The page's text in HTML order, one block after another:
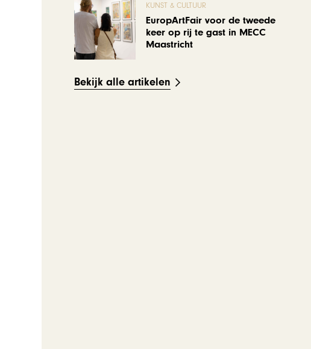
KUNST & CULTUUR
EuropArtFair voor de tweede
keer op rij te gast in MECC
Maastricht
Bekijk alle artikelen